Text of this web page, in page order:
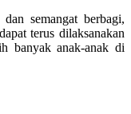
semangat berbagi,
terus dilaksanakan
banyak anak-anak di